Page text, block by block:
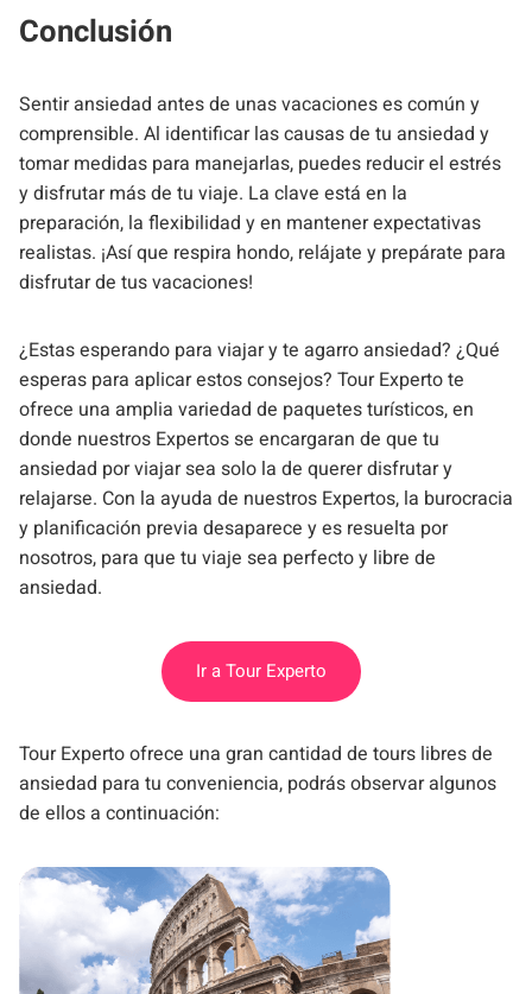
Conclusión
Sentir ansiedad antes de unas vacaciones es común y
comprensible. Al identificar las causas de tu ansiedad y
tomar medidas para manejarlas, puedes reducir el estrés
y disfrutar más de tu viaje. La clave está en la
preparación, la flexibilidad y en mantener expectativas
realistas. ¡Así que respira hondo, relájate y prepárate para
disfrutar de tus vacaciones!
¿Estas esperando para viajar y te agarro ansiedad? ¿Qué
esperas para aplicar estos consejos? Tour Experto te
ofrece una amplia variedad de paquetes turísticos, en
donde nuestros Expertos se encargaran de que tu
ansiedad por viajar sea solo la de querer disfrutar y
relajarse. Con la ayuda de nuestros Expertos, la burocracia
y planificación previa desaparece y es resuelta por
nosotros, para que tu viaje sea perfecto y libre de
ansiedad.
Ir a Tour Experto
Tour Experto ofrece una gran cantidad de tours libres de
ansiedad para tu conveniencia, podrás observar algunos
de ellos a continuación: